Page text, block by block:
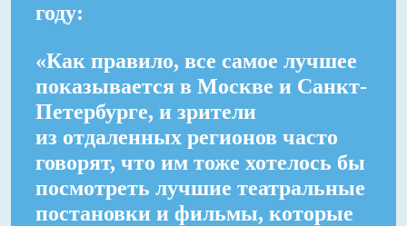
году:
«Как правило, все самое лучшее
показывается в Москве и Санкт-
Петербурге, и зрители
из отдаленных регионов часто
говорят, что им тоже хотелось бы
посмотреть лучшие театральные
постановки и фильмы, которые